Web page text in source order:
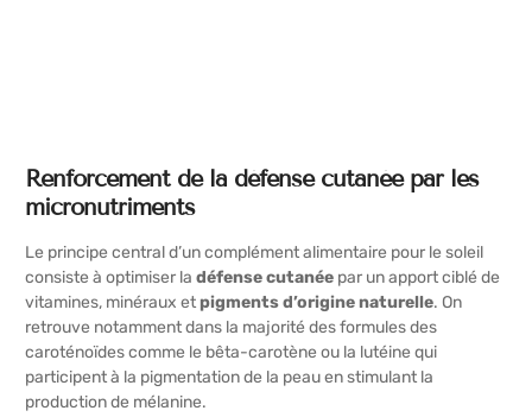
Renforcement de la défense cutanée par les
micronutriments
Le principe central d’un complément alimentaire pour le soleil
consiste à optimiser la défense cutanée par un apport ciblé de
vitamines, minéraux etpigments d’origine naturelle. On
retrouve notamment dans la majorité des formules des
caroténoïdes comme le bêta-carotène ou la lutéine qui
participent à la pigmentation de la peau en stimulant la
production de mélanine.